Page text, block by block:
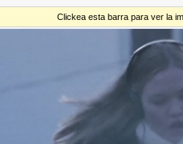
Clickea esta barra para ver la